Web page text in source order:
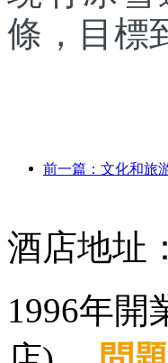
條，目標
酒店地址
1996年開